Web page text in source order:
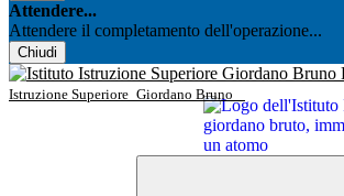
Attendere...
Attendere il completamento dell'operazione...
Chiudi
Istruzione Superiore Giordano Bruno